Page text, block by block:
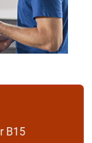
B15